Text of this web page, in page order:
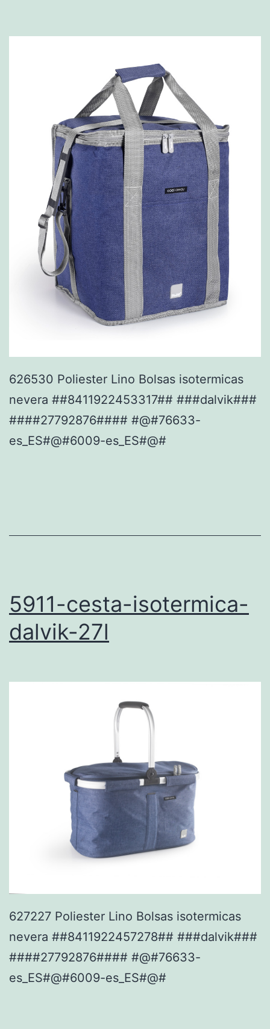
626530 Poliester Lino Bolsas isotermicas
nevera ##8411922453317## ###dalvik###
####27792876#### #@#76633-
es_ES#@#6009-es_ES#@#
5911-cesta-isotermica-
dalvik-27l
627227 Poliester Lino Bolsas isotermicas
nevera ##8411922457278## ###dalvik###
####27792876#### #@#76633-
es_ES#@#6009-es_ES#@#